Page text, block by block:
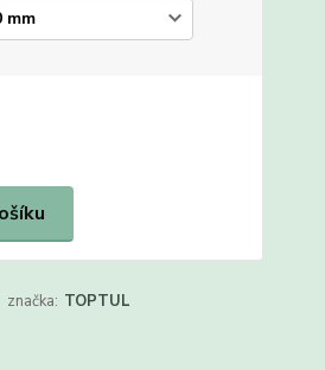
značka: TOPTUL